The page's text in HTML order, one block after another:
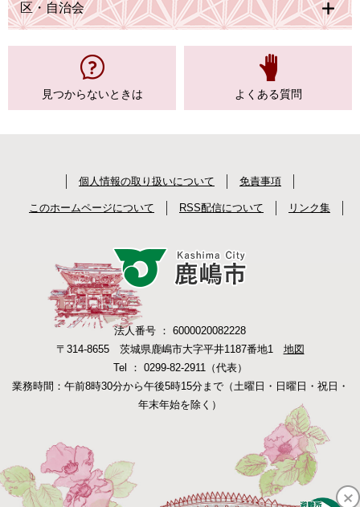
区・自治会
見つからないときは よくある質問
個人情報の取り扱いについて 免責事項
このホームページについて RSS配信について リンク集
法人番号 ： 6000020082228
〒314-8655 茨城県鹿嶋市大字平井1187番地1 地図
Tel ： 0299-82-2911（代表）
業務時間：午前8時30分から午後5時15分まで（土曜日・日曜日・祝日・
年末年始を除く）